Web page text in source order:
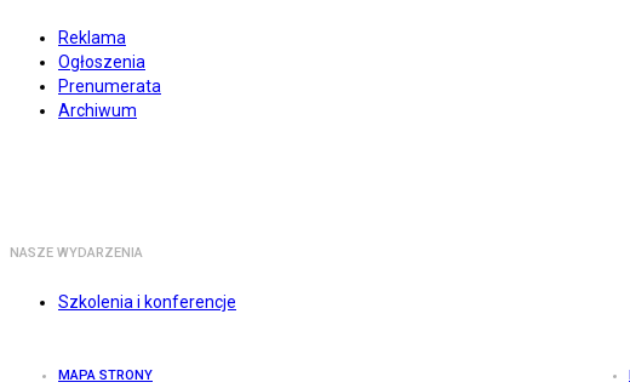
Reklama
Ogłoszenia
Prenumerata
Archiwum
NASZE WYDARZENIA
Szkolenia i konferencje
MAPA STRONY